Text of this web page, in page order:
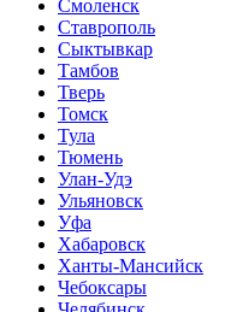
Смоленск
Ставрополь
Сыктывкар
Тамбов
Тверь
Томск
Тула
Тюмень
Улан-Удэ
Ульяновск
Уфа
Хабаровск
Ханты-Мансийск
Чебоксары